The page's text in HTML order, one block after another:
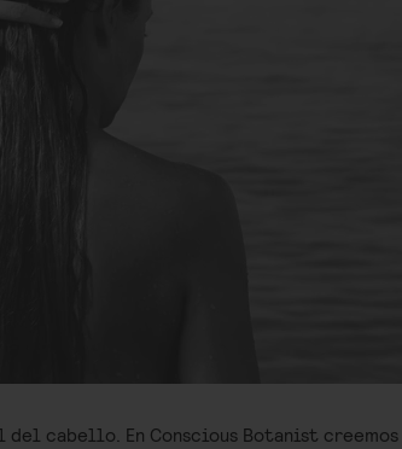
cabello. En Conscious Botanist